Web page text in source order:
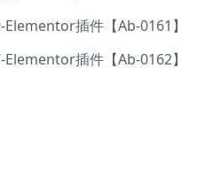
插件【Ab-0161】
插件【Ab-0162】